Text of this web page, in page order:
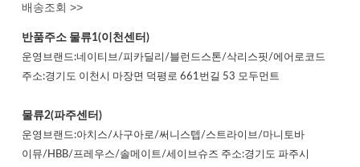
배송조회 >>
반품주소 물류1(이천센터)
운영브랜드:네이티브/피카딜리/블런드스톤/삭리스핏/에어로코드
주소:경기도 이천시 마장면 덕평로 661번길 53 모두먼트
물류2(파주센터)
운영브랜드:아치스/사구아로/써니스텝/스트라이브/마니토바
이뮤/HBB/프레우스/솔메이트/세이브슈즈 주소:경기도 파주시